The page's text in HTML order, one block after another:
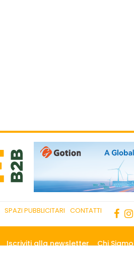
SPAZI PUBBLICITARI CONTATTI
Iscriviti alla newsletter Chi Siamo